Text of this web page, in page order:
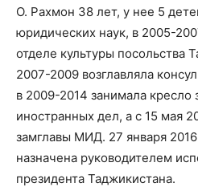
О. Рахмон 38 лет, у нее 5
юридических наук, в 2005-
отделе культуры посольства
2007-2009 возглавляла
в 2009-2014 занимала кресло
иностранных дел, а с 15 мая
замглавы МИД. 27 января
назначена руководителем
президента Таджикистана.